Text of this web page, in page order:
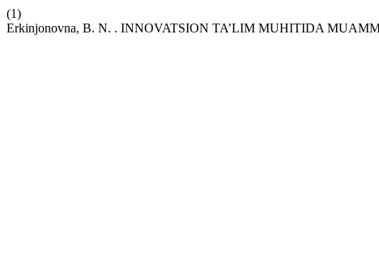
(1)
Erkinjonovna, B. N. . INNOVATSION TA’LIM MUHITIDA